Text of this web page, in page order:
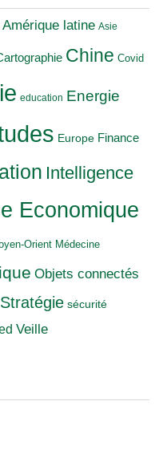
Amérique latine Asie
Chine Covid
education Energie
Europe Finance
Intelligence
Economique
Orient Médecine
Objets connectés
Stratégie sécurité
Veille